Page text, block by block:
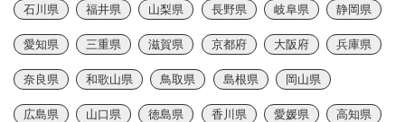
石川県 福井県 山梨県 長野県 岐阜県 静岡県
愛知県 三重県 滋賀県 京都府 大阪府 兵庫県
奈良県 和歌山県 鳥取県 島根県 岡山県
広島県 山口県 徳島県 香川県 愛媛県 高知県